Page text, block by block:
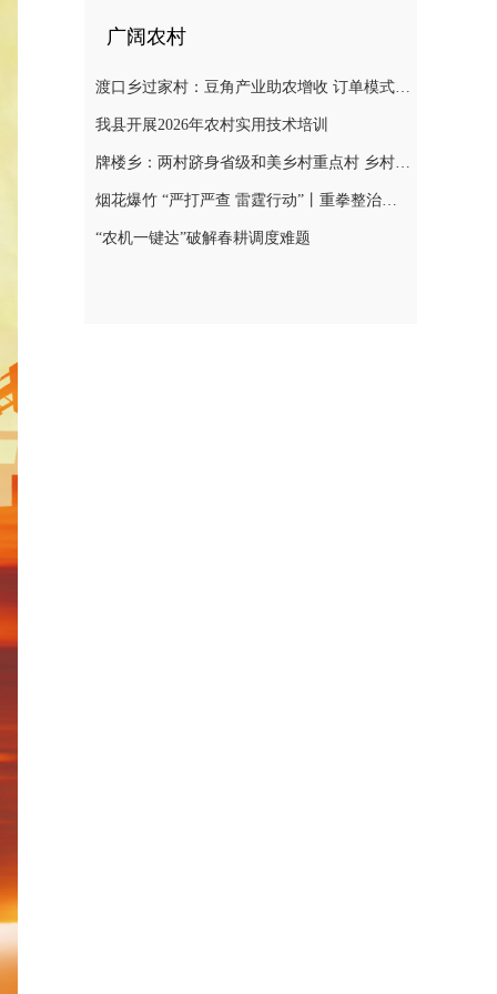
广阔农村
渡口乡过家村：豆角产业助农增收 订单模式铺就致富路
我县开展2026年农村实用技术培训
牌楼乡：两村跻身省级和美乡村重点村 乡村振兴迎来“加速跑”
烟花爆竹 “严打严查 雷霆行动”丨重拳整治非法储存烟花爆竹 筑牢辖区安全防线
“农机一键达”破解春耕调度难题